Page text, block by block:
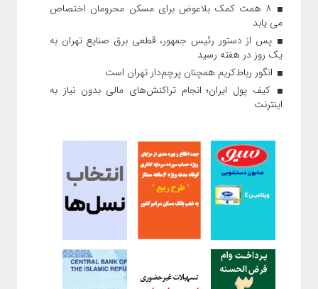
۸ همت کمک بلاعوض برای مسکن محرومان اختصاص
می یابد
پس از دستور رئیس‌ جمهور، قطعی برق صنایع تهران به
یک روز در هفته رسید
انگور رباط‌کریم همچنان پرچم‌دار تهران است
کیف پول ایران؛ انجام تراکنش‌های مالی بدون نیاز به
اینترنت